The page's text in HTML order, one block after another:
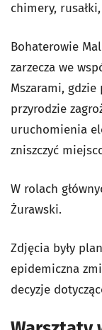
chimery,
Bohaterowie
zarzecza we
Mszarami,
przyrodzie
uruchomienia
zniszczyć
W rolach
Żurawski.
Zdjęcia były
epidemiczna
decyzje